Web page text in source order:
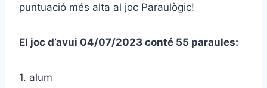
puntuació més alta al joc Paraulògic!
El joc d’avui 04/07/2023 conté 55 paraules:
1. alum